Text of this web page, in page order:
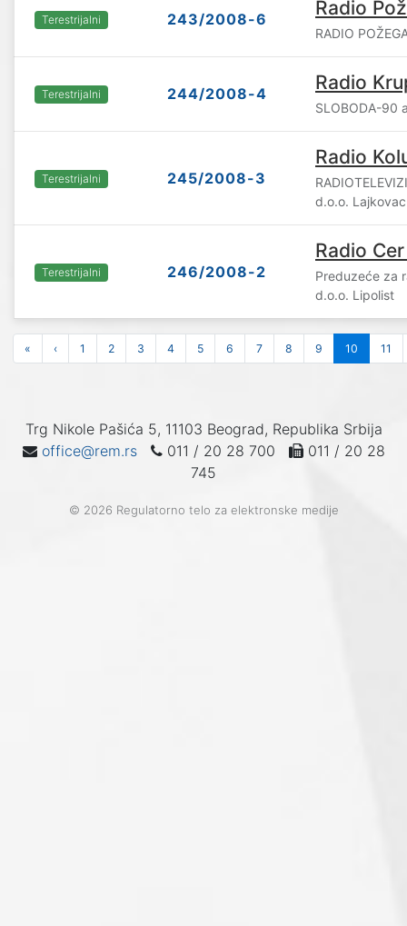
Terestrijalni 243/2008-6 Radio
RADIO
Terestrijalni 244/2008-4 Radio
SLOBODA-90
Terestrijalni 245/2008-3
Radio
d.o.o. Lajkovac
Terestrijalni 246/2008-2
Radio
Preduzeće za
d.o.o. Lipolist
« ‹ 1 2 3 4 5 6 7 8 9 10 11
Trg Nikole Pašića 5, 11103 Beograd, Republika Srbija
office@rem.rs
011 / 20 28 700
011 / 20 28
745
© 2026 Regulatorno telo za elektronske medije